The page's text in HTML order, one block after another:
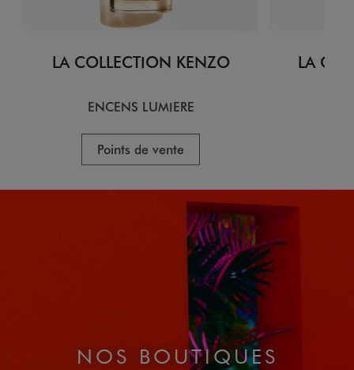
LA COLLECTION KENZO
ENCENS LUMIERE
Points de vente
LA
NOS BOUTIQUES